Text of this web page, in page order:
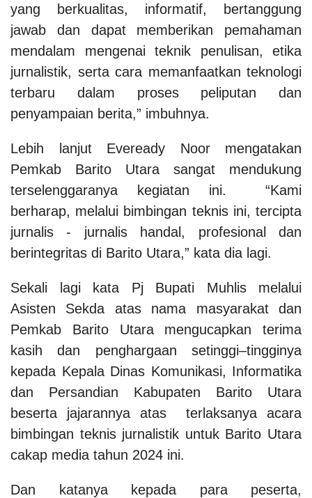
yang berkualitas, informatif, bertanggung
jawab dan dapat memberikan pemahaman
mendalam mengenai teknik penulisan, etika
jurnalistik, serta cara memanfaatkan teknologi
terbaru dalam proses peliputan dan
penyampaian berita,” imbuhnya.
Lebih lanjut Eveready Noor mengatakan
Pemkab Barito Utara sangat mendukung
terselenggaranya kegiatan ini. “Kami
berharap, melalui bimbingan teknis ini, tercipta
jurnalis - jurnalis handal, profesional dan
berintegritas di Barito Utara,” kata dia lagi.
Sekali lagi kata Pj Bupati Muhlis melalui
Asisten Sekda atas nama masyarakat dan
Pemkab Barito Utara mengucapkan terima
kasih dan penghargaan setinggi–tingginya
kepada Kepala Dinas Komunikasi, Informatika
dan Persandian Kabupaten Barito Utara
beserta jajarannya atas terlaksanya acara
bimbingan teknis jurnalistik untuk Barito Utara
cakap media tahun 2024 ini.
Dan katanya kepada para peserta,